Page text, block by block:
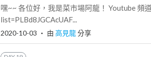
嘿~~ 各位好，我是菜市場阿龍！ Youtube
list=PLBd8JGCAcUAF...
2020-10-03 ‧ 由 高見龍分享